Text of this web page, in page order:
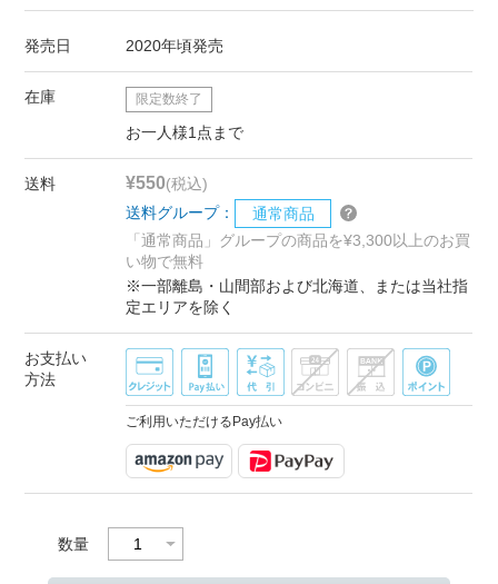
発売日 2020年頃発売
在庫 限定数終了
お一人様1点まで
送料 ¥550(税込)
送料グループ：
通常商品
「通常商品」グループの商品を¥3,300以上のお買
い物で無料
※一部離島・山間部および北海道、または当社指
定エリアを除く
お支払い
方法
ご利用いただけるPay払い
数量